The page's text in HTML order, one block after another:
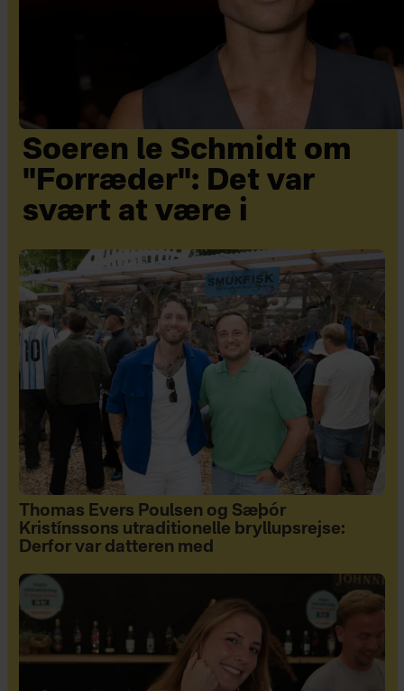
Soeren le Schmidt om
"Forræder": Det var
svært at være i
Thomas Evers Poulsen og Sæþór
Kristínssons utraditionelle bryllupsrejse:
Derfor var datteren med